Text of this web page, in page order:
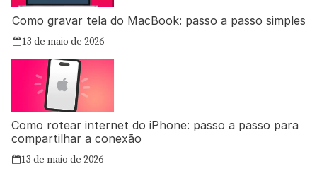
Como gravar tela do MacBook: passo a passo simples
13 de maio de 2026
Como rotear internet do iPhone: passo a passo para
compartilhar a conexão
13 de maio de 2026